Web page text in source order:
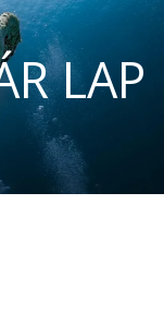
LAP